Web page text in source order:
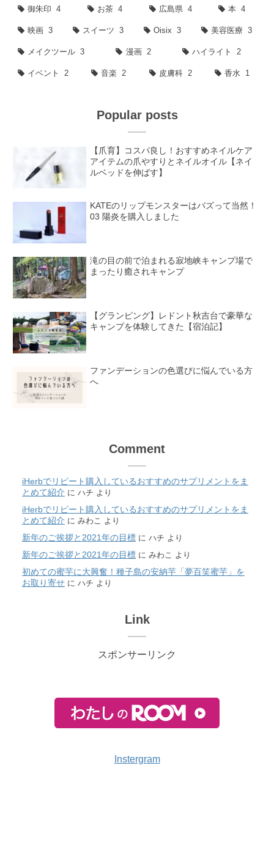
御朱印 4 お茶 4 広島県 4 本 4
映画 3 スイーツ 3 Oisix 3 美容医療 3
メイクツール 3 漫画 2 ハイライト 2
イベント 2 音楽 2 皮膚科 2 香水 1
Popular posts
【爪育】コスパ良し！おすすめネイルケア
アイテムの爪やすりとネイルオイル【ネイ
ルベッドを伸ばす】
KATEのリップモンスターはバズって当然！
03 陽炎を購入しました
滝の目の前で泊まれる寂地峡キャンプ場で
まったり癒されキャンプ
【グランピング】レドント秋吉台で豪華な
キャンプを体験してきた【宿泊記】
ファンデーションの色選びに悩んでいる方
へ
Comment
iHerbでリピート購入しているおすすめのサプリメントをま
とめて紹介 に ハチ より
iHerbでリピート購入しているおすすめのサプリメントをま
とめて紹介 に みわこ より
新年のご挨拶と2021年の目標 に ハチ より
新年のご挨拶と2021年の目標 に みわこ より
初めての蜜芋に大興奮！種子島の安納芋「夢百笑蜜芋」を
お取り寄せ に ハチ より
Link
スポンサーリンク
Instergram